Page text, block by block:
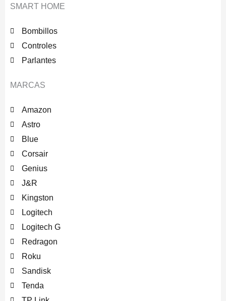
SMART HOME
Bombillos
Controles
Parlantes
MARCAS
Amazon
Astro
Blue
Corsair
Genius
J&R
Kingston
Logitech
Logitech G
Redragon
Roku
Sandisk
Tenda